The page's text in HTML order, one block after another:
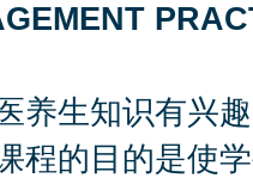
养生知识有兴
程的目的是使